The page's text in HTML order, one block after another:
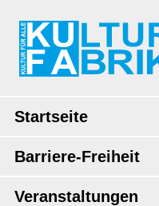
Startseite
Barriere-Freiheit
Veranstaltungen